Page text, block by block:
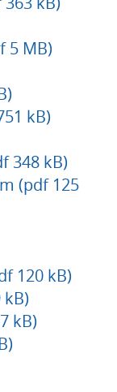
5 MB)
kB)
348 kB)
(pdf 125
120 kB)
kB)